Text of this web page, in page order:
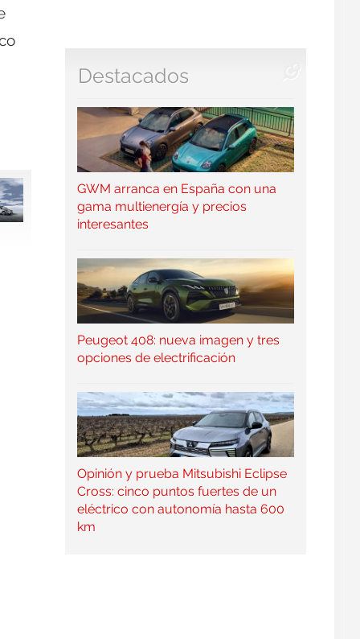
Destacados
GWM arranca en España con una
gama multienergía y precios
interesantes
Peugeot 408: nueva imagen y tres
opciones de electrificación
Opinión y prueba Mitsubishi Eclipse
Cross: cinco puntos fuertes de un
eléctrico con autonomía hasta 600
km